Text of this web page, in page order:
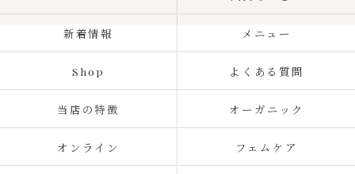
新着情報 メニュー
Shop よくある質問
当店の特徴 オーガニック
オンライン フェムケア